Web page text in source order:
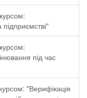
під час
"Верифікація